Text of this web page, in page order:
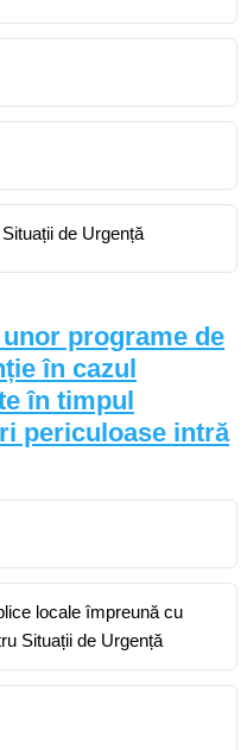
de Urgență
programe de
în cazul
în timpul
periculoase intră
locale împreună cu
Situații de Urgență